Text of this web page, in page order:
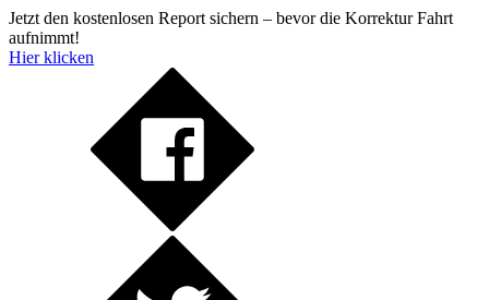
Jetzt den kostenlosen Report sichern – bevor die Korrektur Fahrt
aufnimmt!
Hier klicken